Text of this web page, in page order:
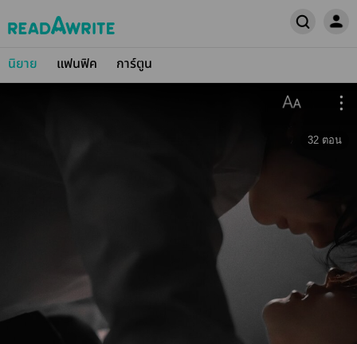
นิยาย แฟนฟิค การ์ตูน
32 ตอน